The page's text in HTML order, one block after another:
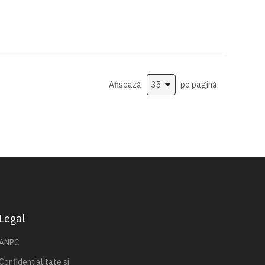
Afișează
pe pagină
Legal
Confidențialitate și